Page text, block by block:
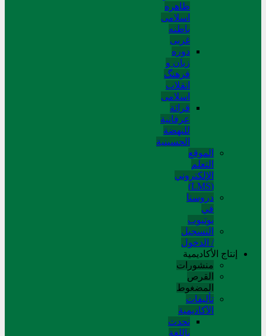
ظاهره
اسلامی
باطنه
غربی
دوره
زبان و
فرهنگ
انقلاب
اسلامی
قرائة
عرفانیة
للنهضة
الحسینیة
الموقع
التعلم
الإلکتروني
(LMS)
دروسنا
في
يوتيوب
التسجيل
/ الدخول
إنتاج الأكاديمية
منشورات
القرص
المضغوط
تألیفات
الآکادیمیة
تحدث
باللغة